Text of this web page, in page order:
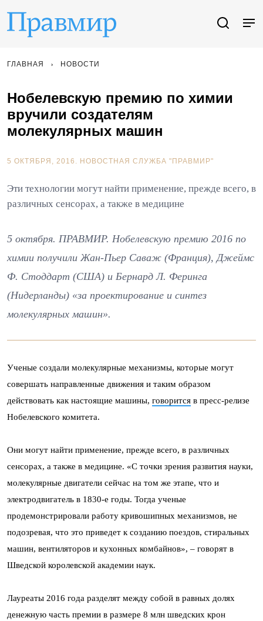
ГЛАВНАЯ НОВОСТИ
Нобелевскую премию по химии
вручили создателям
молекулярных машин
5 ОКТЯБРЯ, 2016. НОВОСТНАЯ СЛУЖБА "ПРАВМИР"
Эти технологии могут найти применение, прежде всего, в
различных сенсорах, а также в медицине
5 октября. ПРАВМИР. Нобелевскую премию 2016 по
химии получили Жан-Пьер Саваж (Франция), Джеймс
Ф. Стоддарт (США) и Бернард Л. Феринга
(Нидерланды) «за проектирование и синтез
молекулярных машин».
Ученые создали молекулярные механизмы, которые могут
совершать направленные движения и таким образом
действовать как настоящие машины, говорится в пресс-релизе
Нобелевского комитета.
Они могут найти применение, прежде всего, в различных
сенсорах, а также в медицине. «С точки зрения развития науки,
молекулярные двигатели сейчас на том же этапе, что и
электродвигатель в 1830-е годы. Тогда ученые
продемонстрировали работу кривошипных механизмов, не
подозревая, что это приведет к созданию поездов, стиральных
машин, вентиляторов и кухонных комбайнов», – говорят в
Шведской королевской академии наук.
Лауреаты 2016 года разделят между собой в равных долях
денежную часть премии в размере 8 млн шведских крон